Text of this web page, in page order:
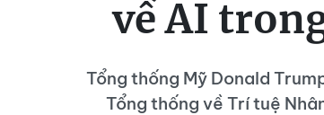
về AI
Tổng thống Mỹ Donald
Tổng thống về Trí tuệ